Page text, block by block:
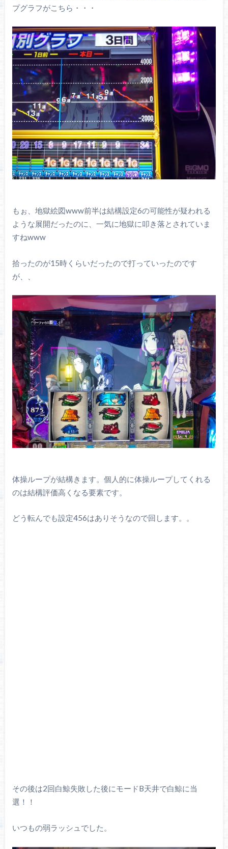
プグラフがこちら・・・
もぉ、地獄絵図www前半は結構設定6の可能性が疑われる
ような展開だったのに、一気に地獄に叩き落とされていま
すねwww
拾ったのが15時くらいだったので打っていったのです
が、、
体操ループが結構きます。個人的に体操ループしてくれる
のは結構評価高くなる要素です。
どう転んでも設定456はありそうなので回します。。
その後は2回白鯨失敗した後にモードB天井で白鯨に当
選！！
いつもの弱ラッシュでした。